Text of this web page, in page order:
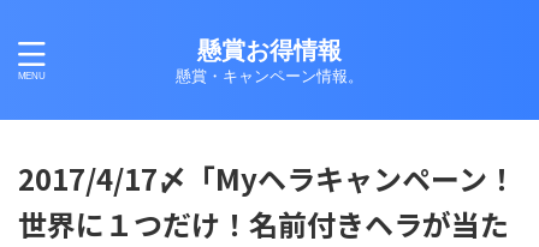
懸賞お得情報
懸賞・キャンペーン情報。
2017/4/17〆「Myヘラキャンペーン！
世界に１つだけ！名前付きヘラが当た